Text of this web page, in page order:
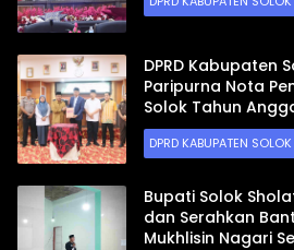
DPRD Kabupaten
Paripurna Nota
Solok Tahun
DPRD KABUPATEN SOLOK
Bupati Solok
dan Serahkan
Mukhlisin Nagari